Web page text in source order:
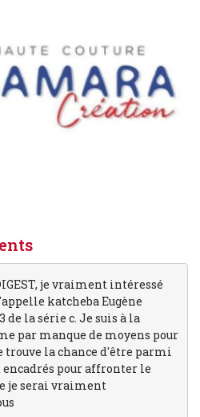
je vraiment intéressé
katcheba Eugène
la série c. Je suis à la
par manque de moyens pour
trouve la chance d'être parmi
pour affronter le
je serai vraiment